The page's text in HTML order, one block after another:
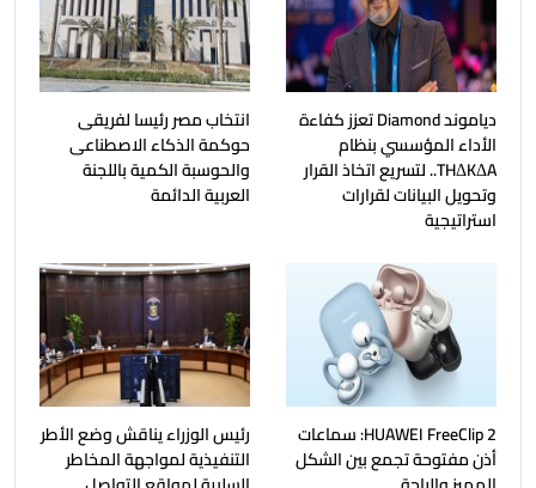
دياموند Diamond تعزز كفاءة
الأداء المؤسسي بنظام
THΔKΔA.. لتسريع اتخاذ القرار
وتحويل البيانات لقرارات
استراتيجية
انتخاب مصر رئيسا لفريقى
حوكمة الذكاء الاصطناعى
والحوسبة الكمية باللجنة
العربية الدائمة
HUAWEI FreeClip 2: سماعات
أذن مفتوحة تجمع بين الشكل
رئيس الوزراء يناقش وضع الأطر
التنفيذية لمواجهة المخاطر